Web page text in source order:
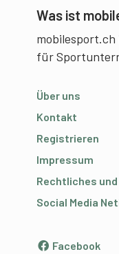
Was ist
für
Über uns
Kontakt
Registrieren
Impressum
Rechtliches
Social Media
Facebook